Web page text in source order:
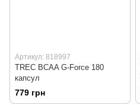
Артикул: 818997
TREC BCAA G-Force 180
капсул
779 грн